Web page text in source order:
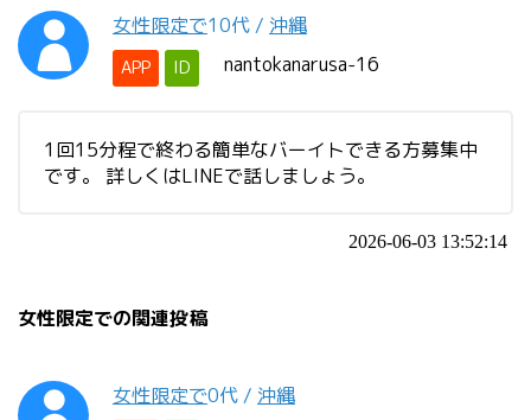
女性限定で10代 / 沖縄
APP ID nantokanarusa-16
1回15分程で終わる簡単なバーイトできる方募集中
です。 詳しくはLINEで話しましょう。
2026-06-03 13:52:14
女性限定での関連投稿
女性限定で0代 / 沖縄